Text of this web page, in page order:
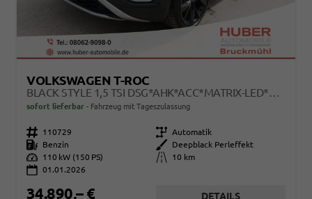
VOLKSWAGEN T-ROC
BLACK STYLE 1,5 TSI DSG*AHK*ACC*MATRIX-LED*SHZ*PDC*KAMERA*TEMPOMAT*19-ZOLL
sofort lieferbar Fahrzeug mit Tageszulassung
Fahrzeugnr. 110729 Getriebe Automatik
Kraftstoff
Benzin Außenfarbe
Deepblack Perleffekt
Leistung
110 kW (150 PS) Kilometerstand
10 km
01.01.2026
34.890,– € DETAILS